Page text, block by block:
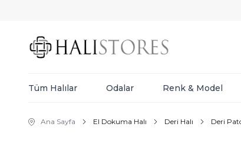
Tüm Halılar Odalar Renk & Model
Ana Sayfa El Dokuma Halı Deri Halı Deri